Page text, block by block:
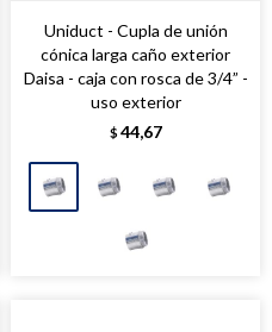
Uniduct - Cupla de unión
cónica larga caño exterior
Daisa - caja con rosca de 3/4” -
uso exterior
$ 44,67